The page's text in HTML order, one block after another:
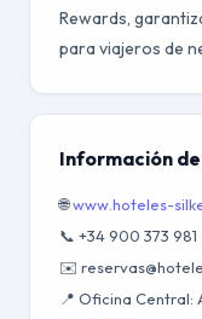
Rewards,
para viajeros de
Información
🌐www.hoteles-
📞 +34 900 373 981
✉️
📍 Oficina Central: